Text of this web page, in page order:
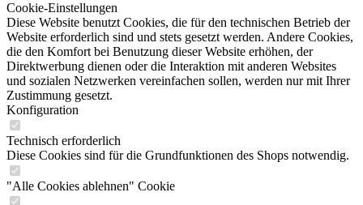
Cookie-Einstellungen
Diese Website benutzt Cookies, die für den technischen Betrieb der
Website erforderlich sind und stets gesetzt werden. Andere Cookies,
die den Komfort bei Benutzung dieser Website erhöhen, der
Direktwerbung dienen oder die Interaktion mit anderen Websites
und sozialen Netzwerken vereinfachen sollen, werden nur mit Ihrer
Zustimmung gesetzt.
Konfiguration
Technisch erforderlich
Diese Cookies sind für die Grundfunktionen des Shops notwendig.
"Alle Cookies ablehnen" Cookie